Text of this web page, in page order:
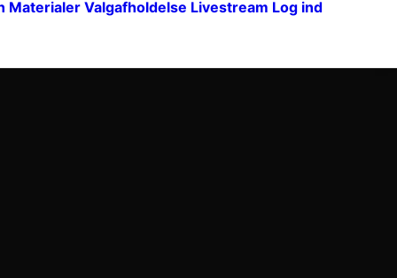
Materialer Valgafholdelse Livestream Log ind